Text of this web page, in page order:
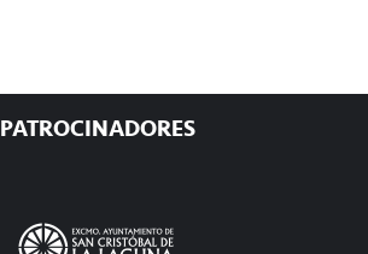
PATROCINADORES